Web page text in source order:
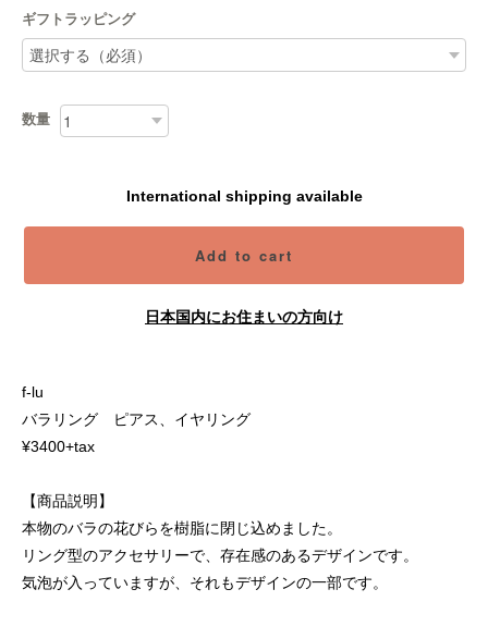
ギフトラッピング
数量
International shipping available
Add to cart
日本国内にお住まいの方向け
f-lu
バラリング ピアス、イヤリング
¥3400+tax
【商品説明】
本物のバラの花びらを樹脂に閉じ込めました。
リング型のアクセサリーで、存在感のあるデザインです。
気泡が入っていますが、それもデザインの一部です。